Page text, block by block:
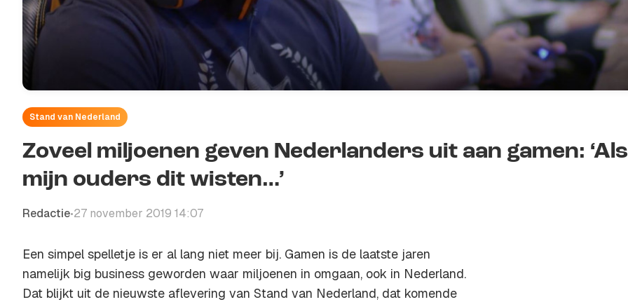
Stand van Nederland
Zoveel miljoenen geven Nederlanders uit aan gamen: ‘Als
mijn ouders dit wisten…’
Redactie•27 november 2019 14:07
Een simpel spelletje is er al lang niet meer bij. Gamen is de laatste jaren
namelijk big business geworden waar miljoenen in omgaan, ook in Nederland.
Dat blijkt uit de nieuwste aflevering van Stand van Nederland, dat komende